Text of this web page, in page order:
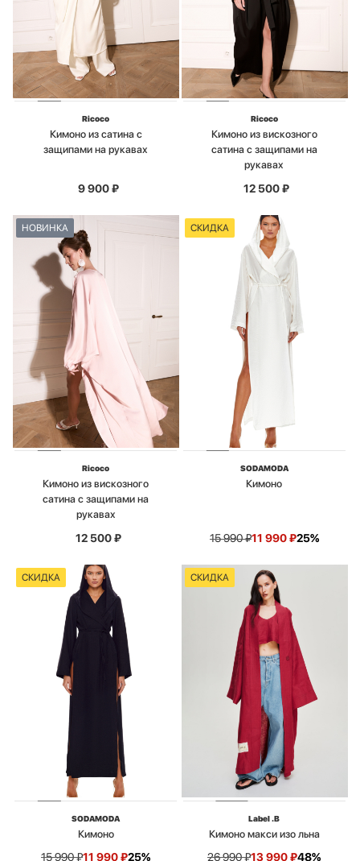
Ricoco
Кимоно из сатина с
защипами на рукавах
9 900₽
Ricoco
Кимоно из вискозного
сатина с защипами на
рукавах
12 500₽
НОВИНКА
Ricoco
Кимоно из вискозного
сатина с защипами на
рукавах
12 500₽
СКИДКА
SODAMODA
Кимоно
15 990₽11 990₽25%
СКИДКА
SODAMODA
Кимоно
15 990₽11 990₽25%
СКИДКА
Label .B
Кимоно макси изо льна
26 990₽13 990₽48%